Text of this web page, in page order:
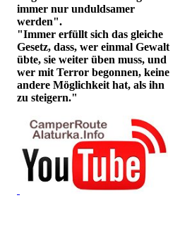
immer nur unduldsamer
werden".
"Immer erfüllt sich das gleiche
Gesetz, dass, wer einmal Gewalt
übte, sie weiter üben muss, und
wer mit Terror begonnen, keine
andere Möglichkeit hat, als ihn
zu steigern."